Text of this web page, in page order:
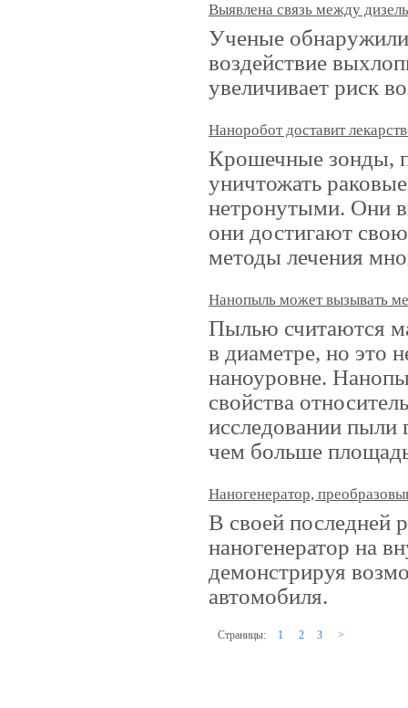
Выявлена связь между
Ученые обнаружили
воздействие
увеличивает риск
Наноробот доставит
Крошечные зонды,
уничтожать
нетронутыми. Они
они достигают
методы лечения
Нанопыль может вызывать
Пылью считаются
в диаметре, но это
наноуровне.
свойства
исследовании пыли
чем больше
Наногенератор,
В своей последней
наногенератор на
демонстрируя
автомобиля.
Страницы: 1 2 3 >